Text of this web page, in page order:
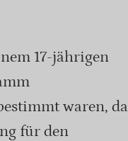
17-jährigen
waren, da
für den